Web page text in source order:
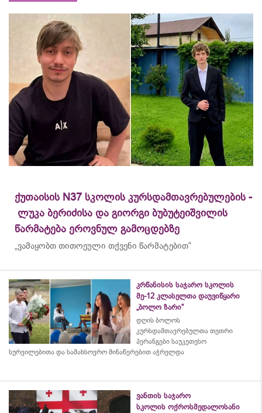
ქუთაისის N37 სკოლის კურსდამთავრებულების -
ლუკა ბერიძისა და გიორგი ბუბუტეიშვილის
წარმატება ეროვნულ გამოცდებზე
„ვამაყობთ თითოეული თქვენი წარმატებით“
კრწანისის საჯარო სკოლის
მე-12 კლასელთა დაუვიწყარი
„ბოლო ზარი“
დღის ბოლოს
კურსდამთავრებულთა თეთრი
პერანგები საუკეთესო
სურვილებითა და სამახსოვრო მინაწერებით აჭრელდა
ვანთის საჯარო
სკოლის ოქროსმედალოსანი